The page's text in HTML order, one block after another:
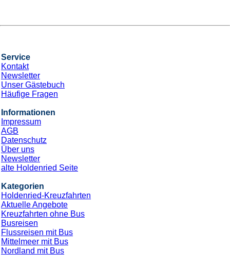
Service
Kontakt
Newsletter
Unser Gästebuch
Häufige Fragen
Informationen
Impressum
AGB
Datenschutz
Über uns
Newsletter
alte Holdenried Seite
Kategorien
Holdenried-Kreuzfahrten
Aktuelle Angebote
Kreuzfahrten ohne Bus
Busreisen
Flussreisen mit Bus
Mittelmeer mit Bus
Nordland mit Bus